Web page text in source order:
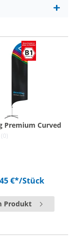
Premium Curved
(0)
€*/Stück
Produkt